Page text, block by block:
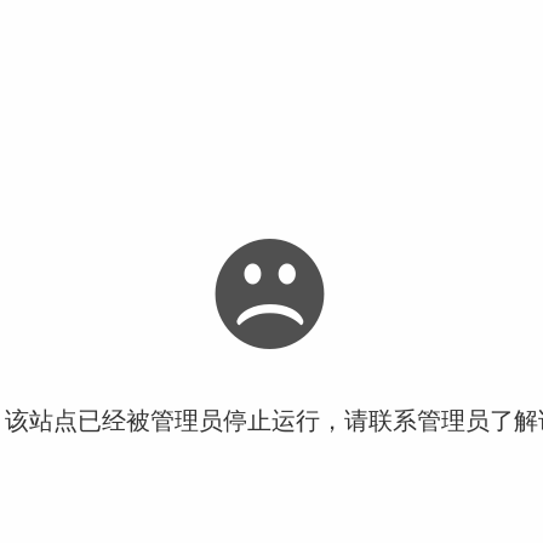
站点已经被管理员停止运行，请联系管理员了